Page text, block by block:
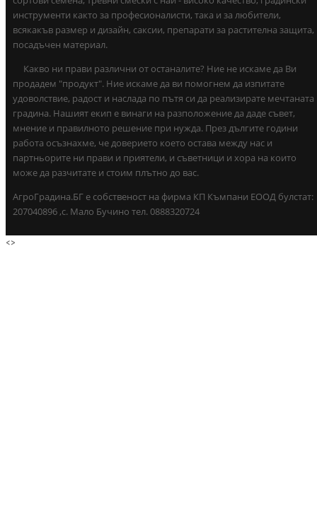
инструменти както за професионалисти, така и за любители,
всякакъв размер и дизайн, саксии, препарати за растителна защита,
посадъчен материал.
Какво ни прави различни от останалите? Ние не искаме да Ви
продадем "продукт". Ние искаме да ви помогнем да изпитате
удоволствие, радост и наслада по пътя си да реализирате мечтаната
градина. Нашият екип е винаги на разположение да даде съвет,
мнение и правилното решение при нужда. През дългите години
работа осъзнахме, че доверието което остава между нас и
партньорите ни прави и приятели, и съветници и хора на които
може да разчитате и стоим плътно до вас.
АгроГрадина.БГ е собственост на фирма КП Къмпани ЕООД булстат:
207040896 ,с. Мало Бучино тел. 0888320724
<>